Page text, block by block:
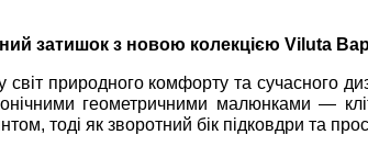
затишок з новою колекцією Viluta
світ природного комфорту та сучасного
геометричними малюнками —
тоді як зворотний бік підковдри та